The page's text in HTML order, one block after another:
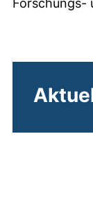
Forschungs-